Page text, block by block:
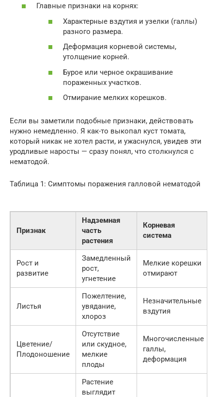
Главные признаки на корнях:
Характерные вздутия и узелки (галлы)
разного размера.
Деформация корневой системы,
утолщение корней.
Бурое или черное окрашивание
пораженных участков.
Отмирание мелких корешков.
Если вы заметили подобные признаки, действовать
нужно немедленно. Я как-то выкопал куст томата,
который никак не хотел расти, и ужаснулся, увидев эти
уродливые наросты — сразу понял, что столкнулся с
нематодой.
Таблица 1: Симптомы поражения галловой нематодой
Признак
Надземная
часть
растения
Корневая
система
Рост и
развитие
Замедленный
рост,
угнетение
Мелкие корешки
отмирают
Листья
Пожелтение,
увядание,
хлороз
Незначительные
вздутия
Цветение/
Плодоношение
Отсутствие
или скудное,
мелкие
плоды
Многочисленные
галлы,
деформация
Растение
выглядит